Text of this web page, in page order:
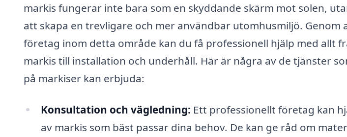
markis fungerar inte bara som en skyddande skärm mot solen,
att skapa en trevligare och mer användbar utomhusmiljö. Genom
företag inom detta område kan du få professionell hjälp med allt
markis till installation och underhåll. Här är några av de tjänster
på markiser kan erbjuda:
Konsultation och vägledning: Ett professionellt företag kan
av markis som bäst passar dina behov. De kan ge råd om